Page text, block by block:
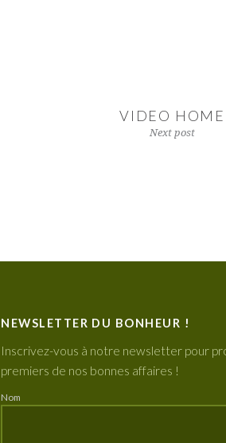
VIDEO HOME
Next post
NEWSLETTER DU BONHEUR !
Inscrivez-vous à notre newsletter pour
premiers de nos bonnes affaires !
Nom